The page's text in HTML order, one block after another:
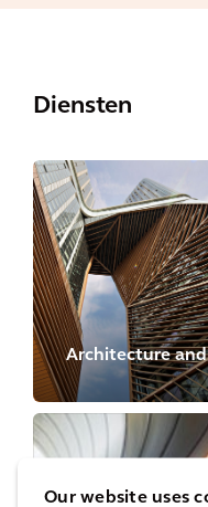
Our website uses
Diensten
Architecture